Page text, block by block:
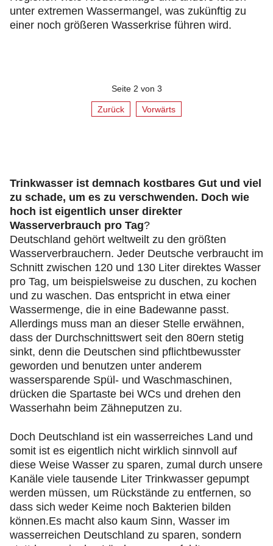
unter extremen Wassermangel, was zukünftig zu
einer noch größeren Wasserkrise führen wird.
Seite 2 von 3
Zurück Vorwärts
Trinkwasser ist demnach kostbares Gut und viel
zu schade, um es zu verschwenden. Doch wie
hoch ist eigentlich unser direkter
Wasserverbrauch pro Tag?
Deutschland gehört weltweilt zu den größten
Wasserverbrauchern. Jeder Deutsche verbraucht im
Schnitt zwischen 120 und 130 Liter direktes Wasser
pro Tag, um beispielsweise zu duschen, zu kochen
und zu waschen. Das entspricht in etwa einer
Wassermenge, die in eine Badewanne passt.
Allerdings muss man an dieser Stelle erwähnen,
dass der Durchschnittswert seit den 80ern stetig
sinkt, denn die Deutschen sind pflichtbewusster
geworden und benutzen unter anderem
wassersparende Spül- und Waschmaschinen,
drücken die Spartaste bei WCs und drehen den
Wasserhahn beim Zähneputzen zu.
Doch Deutschland ist ein wasserreiches Land und
somit ist es eigentlich nicht wirklich sinnvoll auf
diese Weise Wasser zu sparen, zumal durch unsere
Kanäle viele tausende Liter Trinkwasser gepumpt
werden müssen, um Rückstände zu entfernen, so
dass sich weder Keime noch Bakterien bilden
können.Es macht also kaum Sinn, Wasser im
wasserreichen Deutschland zu sparen, sondern